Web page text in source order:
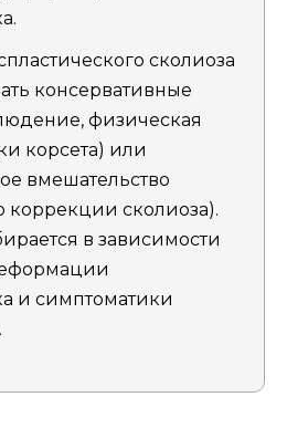
сколиоза
консервативные
физическая
корсета) или
вмешательство
коррекции сколиоза).
в зависимости
и симптоматики